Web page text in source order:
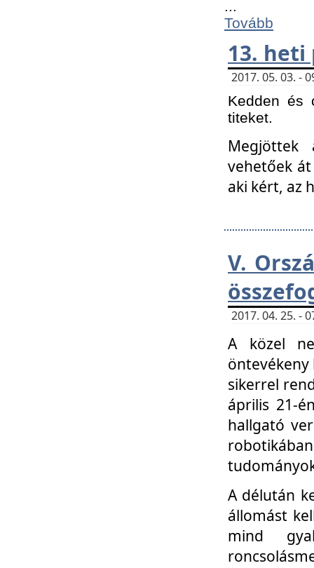
Tovább
13.
2017. 05. 03. -
Kedden és
titeket.
Megjöttek
vehetőek
aki kért, az
V.
2017. 04. 25. -
A közel
öntevékeny
sikerrel
április 21-
hallgató
A délután
állomást
mind